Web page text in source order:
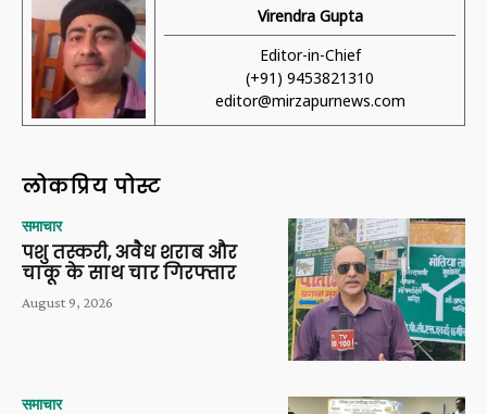
Virendra Gupta
Editor-in-Chief
(+91) 9453821310
editor@mirzapurnews.com
लोकप्रिय पोस्ट
समाचार
पशु तस्करी, अवैध शराब और
चाकू के साथ चार गिरफ्तार
August 9, 2026
समाचार